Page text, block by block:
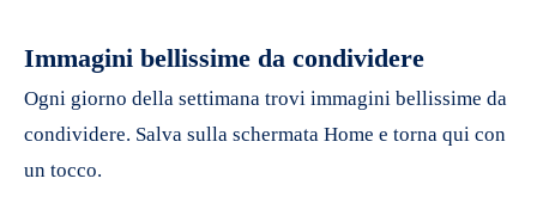
Immagini bellissime da condividere
Ogni giorno della settimana trovi immagini bellissime da
condividere. Salva sulla schermata Home e torna qui con
un tocco.